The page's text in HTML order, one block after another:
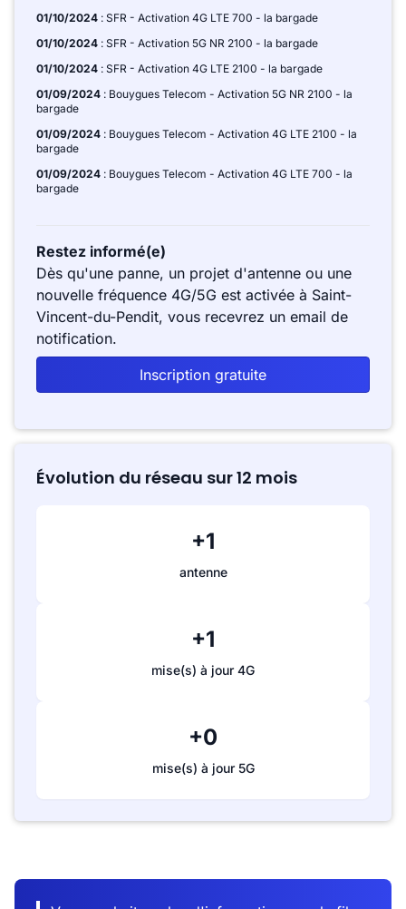
01/10/2024 : SFR - Activation 4G LTE 700 - la bargade
01/10/2024 : SFR - Activation 5G NR 2100 - la bargade
01/10/2024 : SFR - Activation 4G LTE 2100 - la bargade
01/09/2024 : Bouygues Telecom - Activation 5G NR 2100 - la
bargade
01/09/2024 : Bouygues Telecom - Activation 4G LTE 2100 - la
bargade
01/09/2024 : Bouygues Telecom - Activation 4G LTE 700 - la
bargade
Restez informé(e)
Dès qu'une panne, un projet d'antenne ou une
nouvelle fréquence 4G/5G est activée à Saint-
Vincent-du-Pendit, vous recevrez un email de
notification.
Inscription gratuite
Évolution du réseau sur 12 mois
+1
antenne
+1
mise(s) à jour 4G
+0
mise(s) à jour 5G